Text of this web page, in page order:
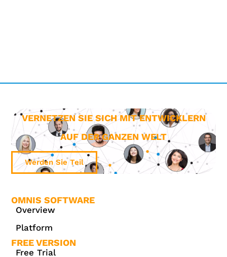
VERNETZEN SIE SICH MIT ENTWICKLERN
AUF DER GANZEN WELT
Werden Sie Teil
OMNIS SOFTWARE
Overview
Platform
FREE VERSION
Free Trial